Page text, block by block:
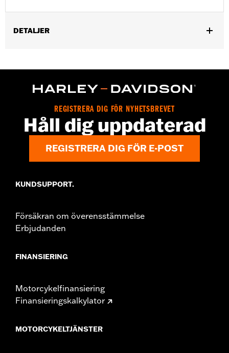
DETALJER
In the Box: Pair of trunk bags
1 year limited warranty – Go to
d.com/warrantyfor full details
REGISTRERA DIG FÖR NYHETSBREVET
Håll dig uppdaterad
REGISTRERA DIG FÖR E-POST
KUNDSUPPORT.
Försäkran om överensstämmelse
Erbjudanden
FINANSIERING
Motorcykelfinansiering
Finansieringskalkylator
MOTORCYKELTJÄNSTER